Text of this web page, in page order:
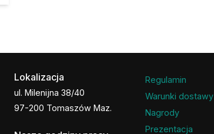
Lokalizacja
ul. Milenijna 38/40
97-200 Tomaszów Maz.
Regulamin
Warunki dostawy
Nagrody
Prezentacja